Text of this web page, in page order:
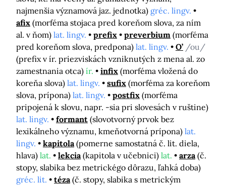
najmenšia významová jaz. jednotka) gréc. lingv.
afix (morféma stojaca pred koreňom slova, za ním
al. v ňom) lat. lingv. prefix preverbium (morféma
pred koreňom slova, predpona) lat. lingv. O’ /ou/
(prefix v ír. priezviskách vzniknutých z mena al. zo
zamestnania otca) ír. infix (morféma vložená do
koreňa slova) lat. lingv. sufix (morféma za koreňom
slova, prípona) lat. lingv. postfix (morféma
pripojená k slovu, napr. -sia pri slovesách v ruštine)
lat. lingv.
formant (slovotvorný prvok bez
lexikálneho významu, kmeňotvorná prípona) lat.
lingv.
kapitola (pomerne samostatná č. lit. diela,
hlava) lat. lekcia (kapitola v učebnici) lat. arza (č.
stopy, slabika bez metrickégo dôrazu, ľahká doba)
gréc. lit.
téza (č. stopy, slabika s metrickým